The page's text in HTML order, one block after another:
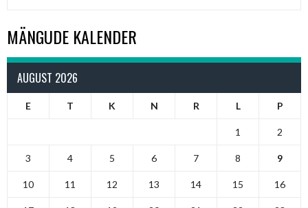
MÄNGUDE KALENDER
AUGUST 2026
E T K N R L P
1 2
3 4 5 6 7 8 9
10 11 12 13 14 15 16